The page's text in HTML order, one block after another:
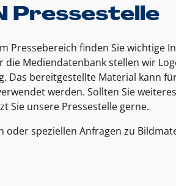
Pressestelle
Pressebereich finden Sie wichtige
die Mediendatenbank stellen wir
Das bereitgestellte Material kann
werden. Sollten Sie
Sie unsere Pressestelle gerne.
oder speziellen Anfragen zu